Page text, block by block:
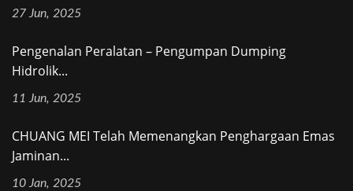
27 Jun, 2025
Pengenalan Peralatan – Pengumpan Dumping
Hidrolik...
11 Jun, 2025
CHUANG MEI Telah Memenangkan Penghargaan Emas
Jaminan...
10 Jan, 2025